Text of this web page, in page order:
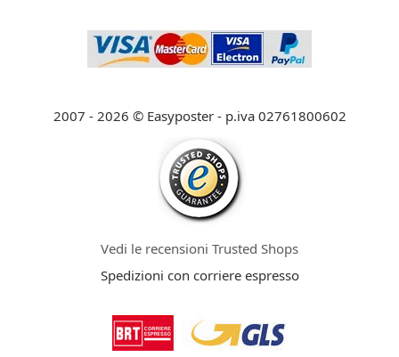
2007 - 2026 © Easyposter - p.iva 02761800602
Vedi le recensioni Trusted Shops
Spedizioni con corriere espresso